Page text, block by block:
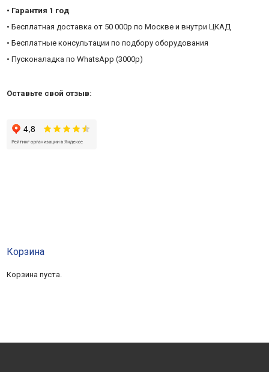
• Гарантия 1 год
• Бесплатная доставка от 50 000р по Москве и внутри ЦКАД
• Бесплатные консультации по подбору оборудования
• Пусконаладка по WhatsApp (3000р)
Оставьте свой отзыв:
Корзина
Корзина пуста.